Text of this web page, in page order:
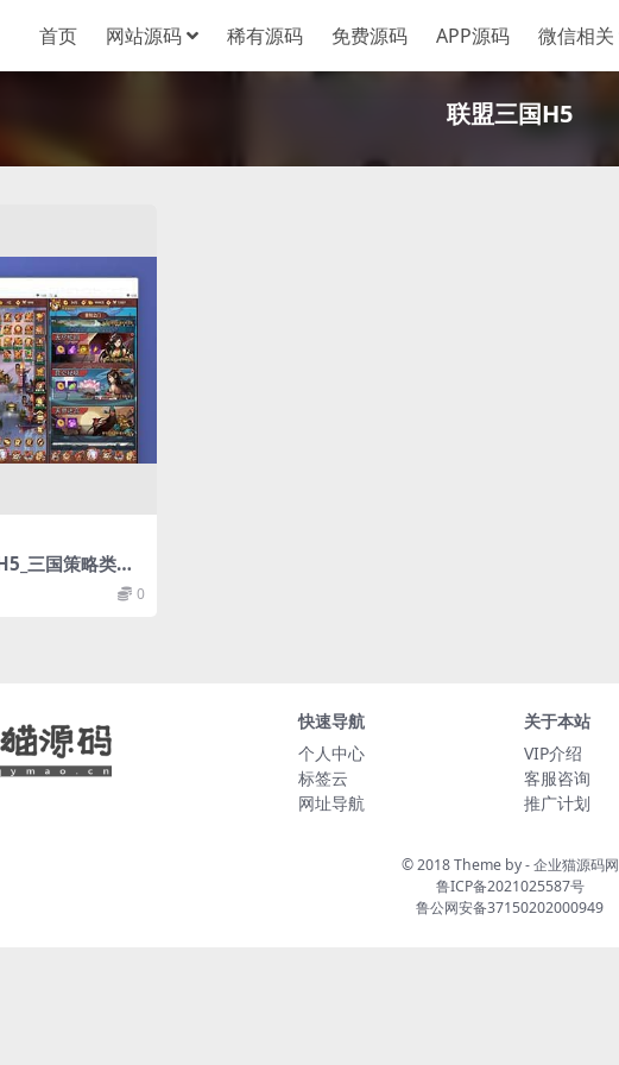
首页 网站源码 稀有源码 免费源码 APP源码 微信相关
联盟三国H5
三国策略类智
手游_最新打包
频教程_开放多
0
快速导航
个人中心
标签云
网址导航
关于本站
VIP介绍
客服咨询
推广计划
© 2018 Theme by -企业猫源码网
鲁ICP备2021025587号
鲁公网安备37150202000949